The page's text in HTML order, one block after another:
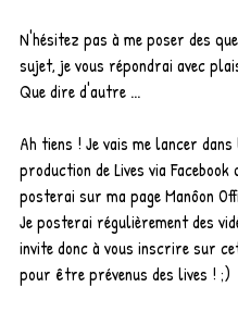
N'hésitez pas à me poser des
sujet, je vous répondrai avec
Que dire d'autre ...
Ah tiens ! Je vais me lancer dans
production de Lives via Facebook
posterai sur ma page Manôon
Je posterai régulièrement des
invite donc à vous inscrire sur
pour être prévenus des lives ! ;)